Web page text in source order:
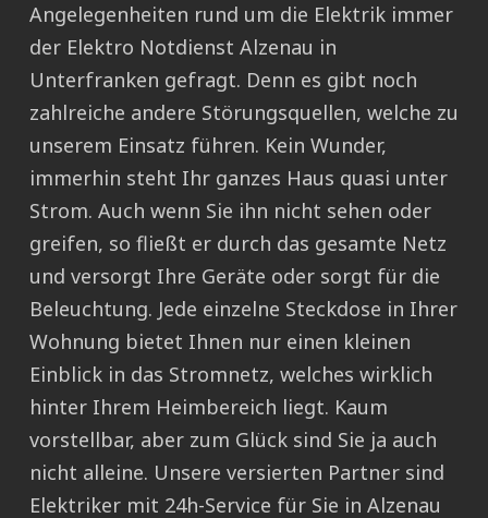
Angelegenheiten rund um die Elektrik immer
der Elektro Notdienst Alzenau in
Unterfranken gefragt. Denn es gibt noch
zahlreiche andere Störungsquellen, welche zu
unserem Einsatz führen. Kein Wunder,
immerhin steht Ihr ganzes Haus quasi unter
Strom. Auch wenn Sie ihn nicht sehen oder
greifen, so fließt er durch das gesamte Netz
und versorgt Ihre Geräte oder sorgt für die
Beleuchtung. Jede einzelne Steckdose in Ihrer
Wohnung bietet Ihnen nur einen kleinen
Einblick in das Stromnetz, welches wirklich
hinter Ihrem Heimbereich liegt. Kaum
vorstellbar, aber zum Glück sind Sie ja auch
nicht alleine. Unsere versierten Partner sind
Elektriker mit 24h-Service für Sie in Alzenau